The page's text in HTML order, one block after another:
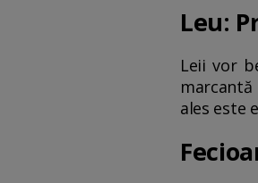
Leu:
Leii vor
ales este